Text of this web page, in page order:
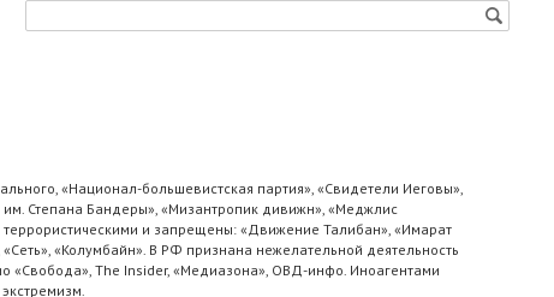
«Национал-большевистская партия», «Свидетели Иеговы»,
Степана Бандеры», «Мизантропик дивижн», «Меджлис
террористическими и запрещены: «Движение Талибан», «Имарат
«Колумбайн». В РФ признана нежелательной деятельность
«Свобода», The Insider, «Медиазона», ОВД-инфо. Иноагентами